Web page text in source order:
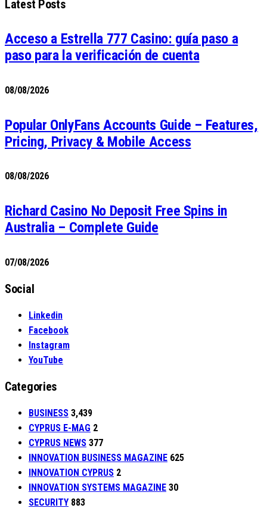
Latest Posts
Acceso a Estrella 777 Casino: guía paso a
paso para la verificación de cuenta
08/08/2026
Popular OnlyFans Accounts Guide – Features,
Pricing, Privacy & Mobile Access
08/08/2026
Richard Casino No Deposit Free Spins in
Australia – Complete Guide
07/08/2026
Social
Linkedin
Facebook
Instagram
YouTube
Categories
BUSINESS 3,439
CYPRUS E-MAG 2
CYPRUS NEWS 377
INNOVATION BUSINESS MAGAZINE 625
INNOVATION CYPRUS 2
INNOVATION SYSTEMS MAGAZINE 30
SECURITY 883